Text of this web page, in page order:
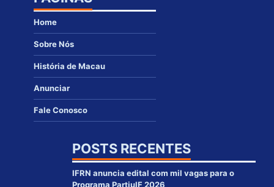
Home
Sobre Nós
História de Macau
Anunciar
Fale Conosco
POSTS RECENTES
IFRN anuncia edital com mil vagas para o
Programa PartiuIF 2026